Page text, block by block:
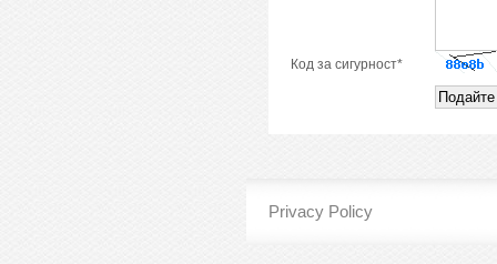
Код за сигурност*
Privacy Policy